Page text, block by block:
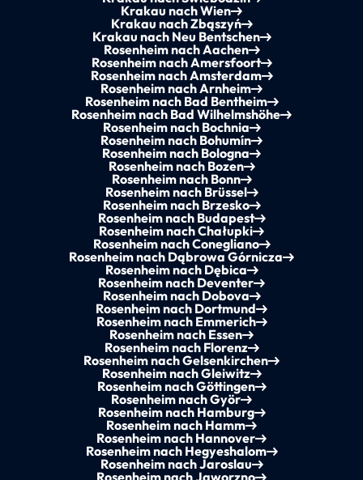
Krakau nach Wien
Krakau nach Zbąszyń
Krakau nach Neu Bentschen
Rosenheim nach Aachen
Rosenheim nach Amersfoort
Rosenheim nach Amsterdam
Rosenheim nach Arnheim
Rosenheim nach Bad Bentheim
Rosenheim nach Bad Wilhelmshöhe
Rosenheim nach Bochnia
Rosenheim nach Bohumín
Rosenheim nach Bologna
Rosenheim nach Bozen
Rosenheim nach Bonn
Rosenheim nach Brüssel
Rosenheim nach Brzesko
Rosenheim nach Budapest
Rosenheim nach Chałupki
Rosenheim nach Conegliano
Rosenheim nach Dąbrowa Górnicza
Rosenheim nach Dębica
Rosenheim nach Deventer
Rosenheim nach Dobova
Rosenheim nach Dortmund
Rosenheim nach Emmerich
Rosenheim nach Essen
Rosenheim nach Florenz
Rosenheim nach Gelsenkirchen
Rosenheim nach Gleiwitz
Rosenheim nach Göttingen
Rosenheim nach Györ
Rosenheim nach Hamburg
Rosenheim nach Hamm
Rosenheim nach Hannover
Rosenheim nach Hegyeshalom
Rosenheim nach Jaroslau